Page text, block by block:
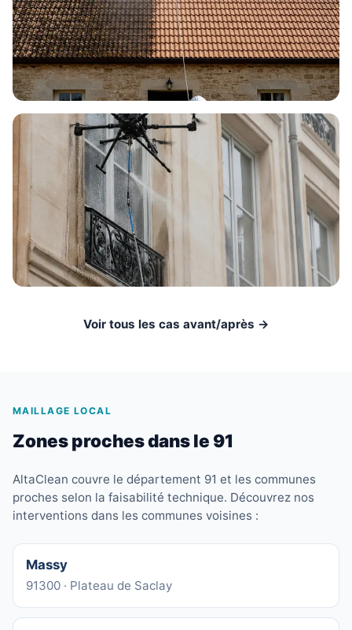
Voir tous les cas avant/après →
MAILLAGE LOCAL
Zones proches dans le 91
AltaClean couvre le département 91 et les communes
proches selon la faisabilité technique. Découvrez nos
interventions dans les communes voisines :
Massy
91300 · Plateau de Saclay